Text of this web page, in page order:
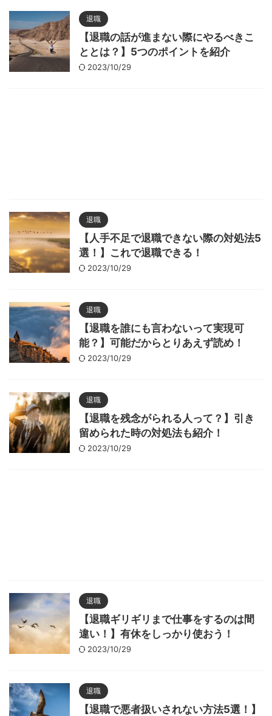
退職
【退職の話が進まない際にやるべきこ
ととは？】5つのポイントを紹介
2023/10/29
退職
【人手不足で退職できない際の対処法5
選！】これで退職できる！
2023/10/29
退職
【退職を誰にも言わないって実現可
能？】可能だからとりあえず読め！
2023/10/29
退職
【退職を残念がられる人って？】引き
留められた時の対処法も紹介！
2023/10/29
退職
【退職ギリギリまで仕事をするのは間
違い！】有休をしっかり使おう！
2023/10/29
退職
【退職で悪者扱いされない方法5選！】